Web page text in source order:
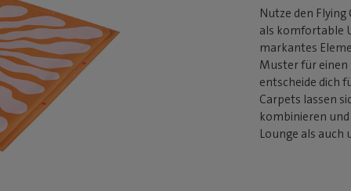
Nutze den
als komfortable
markantes
Muster für einen
entscheide dich
Carpets lassen
kombinieren
Lounge als